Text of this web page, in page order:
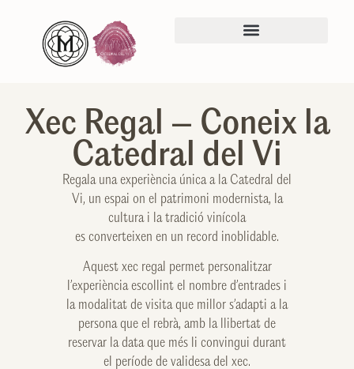
Xec Regal – Coneix la
Catedral del Vi
Regala una experiència única a la Catedral del
Vi, un espai on el patrimoni modernista, la
cultura i la tradició vinícola
es converteixen en un record inoblidable.
Aquest xec regal permet personalitzar
l’experiència escollint el nombre d’entrades i
la modalitat de visita que millor s’adapti a la
persona que el rebrà, amb la llibertat de
reservar la data que més li convingui durant
el període de validesa del xec.